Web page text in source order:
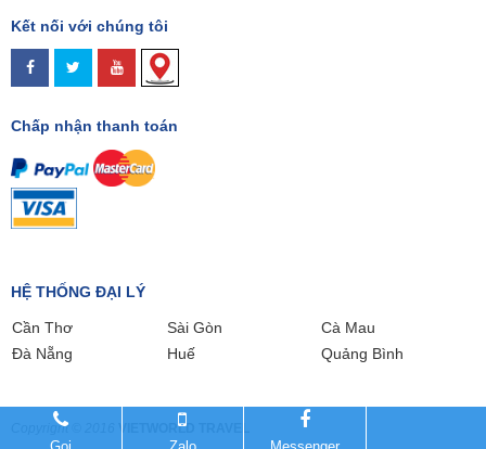
Kết nối với chúng tôi
Chấp nhận thanh toán
HỆ THỐNG ĐẠI LÝ
Cần Thơ Sài Gòn
Cà Mau
Đà Nẵng
Huế Quảng Bình
Copyright © 2016 VIETWORLD TRAVEL
Gọi Zalo Messenger